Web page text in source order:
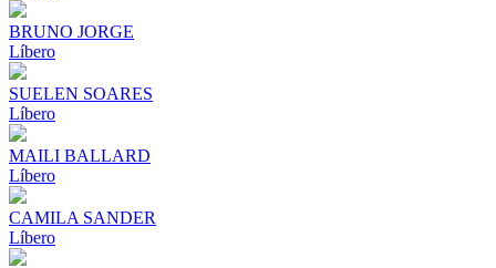
BRUNO JORGE
Líbero
SUELEN SOARES
Líbero
MAILI BALLARD
Líbero
CAMILA SANDER
Líbero